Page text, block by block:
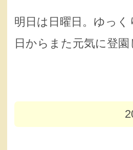
明日は日曜日。ゆっく
日からまた元気に登園